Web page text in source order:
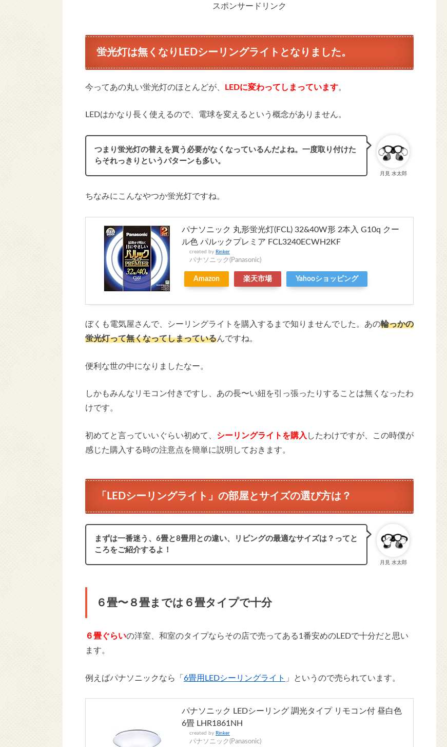
スポンサードリンク
蛍光灯は無くなりLEDシーリングライトとなりました。
今ってあの丸い蛍光灯のほとんどが、 LEDに変わってしまっています。
LEDはかなり長く使えるので、電球を変えるという概念がありません。
月見 水太郎
つまり蛍光灯の替えを買う必要がなくなっているんだよね。一度取り付けた
らそれっきりというパターンも多い。
ちなみにこんなやつか蛍光灯ですね。
パナソニック 丸形蛍光灯(FCL) 32&40W形 2本入 G10q クー
ル色 パルックプレミア FCL3240ECWH2KF
created by Rinker
パナソニック(Panasonic)
Amazon 楽天市場 Yahooショッピング
ぼくも電気屋さんで、シーリングライトを購入するまで知りませんでした。あの輪っかの
蛍光灯って無くなってしまっているんですね。
便利な世の中になりましたなー。
しかもみんなリモコン付きですし、あの長〜い紐を引っ張ったりすることは無くなったわ
けです。
初めてと言っていいぐらい初めて、 シーリングライトを購入 したわけですが、この時僕が
感じた購入する時の注意点を簡単に説明しておきます。
「LEDシーリングライト」の部屋とサイズの選び方は？
月見 水太郎
まずは一番迷う、6畳と8畳用との違い、リビングの最適なサイズは？ってと
ころをご紹介するよ！
６畳〜８畳までは６畳タイプで十分
６畳ぐらいの洋室、和室のタイプならその店で売ってある1番安めのLEDで十分だと思い
ます。
例えばパナソニックなら「 6畳用LEDシーリングライト 」というので売られています。
パナソニック LEDシーリング 調光タイプ リモコン付 昼白色
6畳 LHR1861NH
created by Rinker
パナソニック(Panasonic)